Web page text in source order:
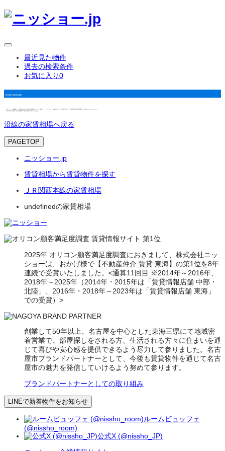
最近見た物件
過去の検索条件
お気に入り0
富田駅の家賃相場
当サイトで掲載した築3年以内の物件情報をもとに算出しています。（2025年12月1日時点） 共益費は表示金額に含まれておりません。
※家賃表示額には共益費等は含まれておりません。
沿線の家賃相場へ戻る
PAGETOP
ニッショー.jp
賃貸相場から賃貸物件を探す
ＪＲ関西本線の家賃相場
undefinedの家賃相場
2025年 オリコン顧客満足度調査におきまして、株式会社ニッ
ショーは、おかげ様で【不動産仲介 賃貸 東海】の第1位を8年
連続で受賞いたしました。<通算11回目 ※2014年～2016年、
2018年～2025年（2014年・2015年は「賃貸情報店舗 中部・
北陸」、2016年・2018年～2023年は「賃貸情報店舗 東海」
での受賞）>
創業して50年以上、名古屋を中心とした東海三県にて地域密
着営業で、部屋探しをされる方、生活される方々に住まいを通
じて喜びや安心感を提供できるよう尽力して参りました。名古
屋市ブランドパートナーとして、今後も賃貸物件を通じて名古
屋市の魅力を発信していけるよう努めて参ります。
ブランドパートナーとしての取り組み
LINEで新着物件をお知らせ
ルームビュッフェ
(@nissho_room)
公式X (@nissho_JP)